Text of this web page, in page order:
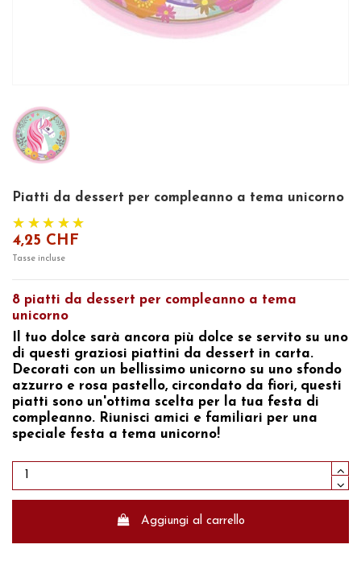
Piatti da dessert per compleanno a tema unicorno
4,25 CHF
Tasse incluse
8 piatti da dessert per compleanno a tema
unicorno
Il tuo dolce sarà ancora più dolce se servito su uno
di questi graziosi piattini da dessert in carta.
Decorati con un bellissimo unicorno su uno sfondo
azzurro e rosa pastello, circondato da fiori, questi
piatti sono un'ottima scelta per la tua festa di
compleanno. Riunisci amici e familiari per una
speciale festa a tema unicorno!
Aggiungi al carrello